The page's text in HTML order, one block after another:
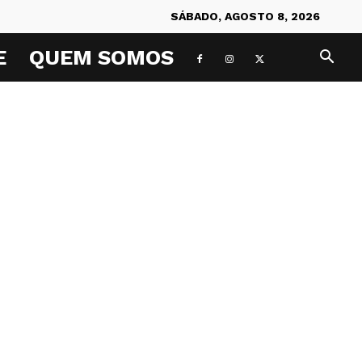
SÁBADO, AGOSTO 8, 2026
QUEM SOMOS